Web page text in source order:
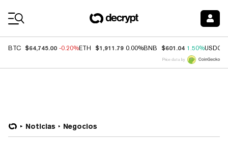
BTC $64,745.00 -0.20%ETH $1,911.79 0.00%BNB $601.04 1.50%USDC
Price data by
Noticias Negocios